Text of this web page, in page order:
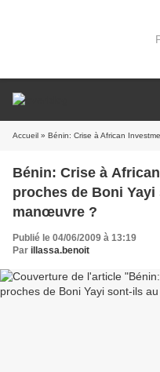
Accueil » Bénin: Crise à African Investment
Bénin: Crise à
proches de Boni
manœuvre ?
Publié le 04/06/2009 à 13:19
Par illassa.benoit